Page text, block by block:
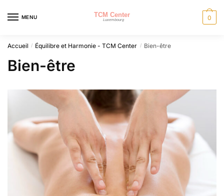
MENU 0
Accueil / Équilibre et Harmonie - TCM Center / Bien-être
Bien-être